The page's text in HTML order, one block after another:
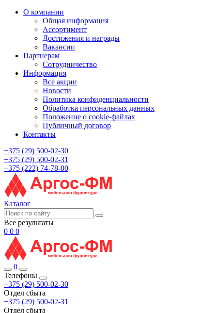
О компании
Общая информация
Ассортимент
Достижения и награды
Вакансии
Партнерам
Сотрудничество
Информация
Все акции
Новости
Политика конфиденциальности
Обработка персональных данных
Положение о cookie-файлах
Публичный договор
Контакты
+375 (29) 500-02-30
+375 (29) 500-02-31
+375 (222) 74-78-00
Каталог
Все результаты
0 0 0
0
Телефоны
+375 (29) 500-02-30
Отдел сбыта
+375 (29) 500-02-31
Отдел сбыта